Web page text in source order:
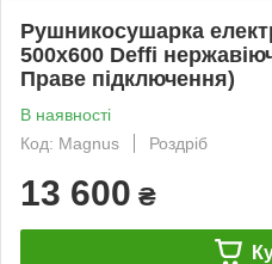
Рушникосушарка
500х600 Deffi
Праве підключення)
В наявності
Код: Magnus
Роздріб
13 600 ₴